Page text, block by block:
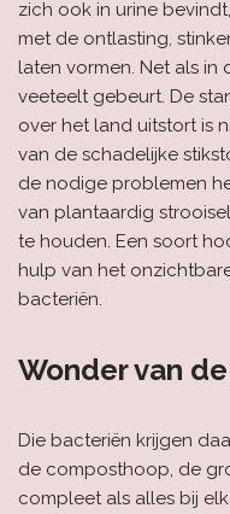
zich ook in urine
met de ontlasting,
laten vormen. Net als in
veeteelt gebeurt. De
over het land uitstort is
van de schadelijke
de nodige problemen
van plantaardig
te houden. Een soort
hulp van het
bacteriën.
Wonder van
Die bacteriën krijgen
de composthoop, de
compleet als alles bij